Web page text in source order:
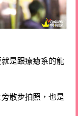
是跟療癒系的龍
散步拍照，也是